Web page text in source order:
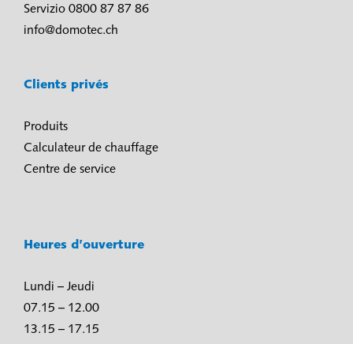
Servizio 0800 87 87 86
info@domotec.ch
Clients privés
Produits
Calculateur de chauffage
Centre de service
Heures d’ouverture
Lundi – Jeudi
07.15 – 12.00
13.15 – 17.15